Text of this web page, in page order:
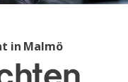
in Malmö